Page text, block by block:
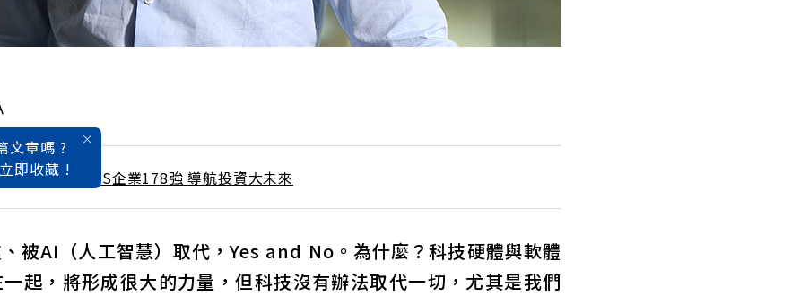
文章嗎 ?
即收藏 !
月號雜誌 GPS企業178強 導航投資大未來
被AI（人工智慧）取代，Yes and No。為什麼？科技硬體與軟體
起，將形成很大的力量，但科技沒有辦法取代一切，尤其是我們